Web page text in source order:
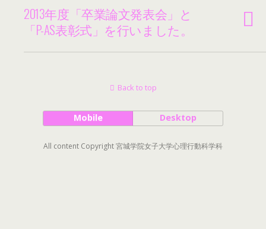
2013年度「卒業論文発表会」と
「P-AS表彰式」を行いました。
Back to top
Mobile Desktop
All content Copyright 宮城学院女子大学心理行動科学科